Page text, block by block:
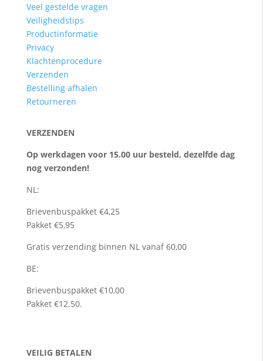
Veel gestelde vragen
Veiligheidstips
Productinformatie
Privacy
Klachtenprocedure
Verzenden
Bestelling afhalen
Retourneren
VERZENDEN
Op werkdagen voor 15.00 uur besteld, dezelfde dag
nog verzonden!
NL:
Brievenbuspakket €4,25
Pakket €5,95
Gratis verzending binnen NL vanaf 60,00
BE:
Brievenbuspakket €10,00
Pakket €12.50.
VEILIG BETALEN